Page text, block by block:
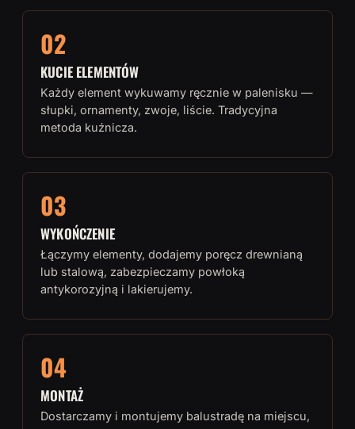
02
KUCIE ELEMENTÓW
Każdy element wykuwamy ręcznie w palenisku —
słupki, ornamenty, zwoje, liście. Tradycyjna
metoda kuźnicza.
03
WYKOŃCZENIE
Łączymy elementy, dodajemy poręcz drewnianą
lub stalową, zabezpieczamy powłoką
antykorozyjną i lakierujemy.
04
MONTAŻ
Dostarczamy i montujemy balustradę na miejscu,